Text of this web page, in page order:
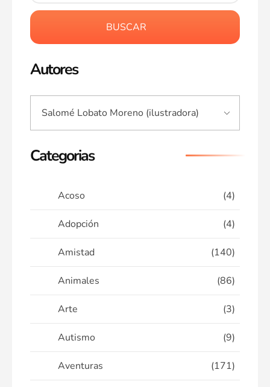
BUSCAR
Autores
Categorias
Acoso (4)
Adopción (4)
Amistad (140)
Animales (86)
Arte (3)
Autismo (9)
Aventuras (171)